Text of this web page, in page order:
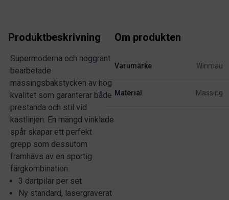
Produktbeskrivning
Supermoderna och noggrant
bearbetade
mässingsbakstycken av hög
kvalitet som garanterar både
prestanda och stil vid
kastlinjen. En mängd vinklade
spår skapar ett perfekt
grepp som dessutom
framhävs av en sportig
färgkombination.
3 dartpilar per set
Ny standard, lasergraverat
Om produkten
Varumärke Winmau
Material Mässing